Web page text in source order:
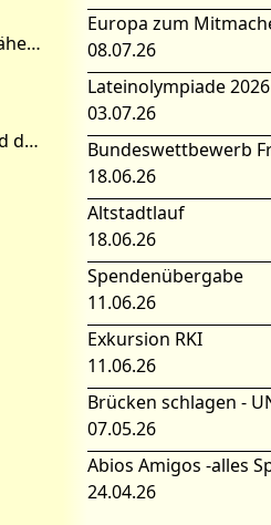
Alle zwei Jahre kommt das EWE Mobil zu uns an die Schule, um uns Physik ein wenig näher zu bringen. So lag es an uns, der 9c, mit diesem Projekt zu beginnen. Sechs Stunden lang wurde ge
Den Auftakt unserer Projekttage gestaltete die Referentin Frau Johanna Jäger. Während des gemeinsamen Kennlernspiels ergaben sich einige Fragen, die wir uns selbst stellten: Wie
08.07.26
Lateinolympiade 2026
03.07.26
18.06.26
Altstadtlauf
18.06.26
Spendenübergabe
11.06.26
Exkursion RKI
11.06.26
07.05.26
24.04.26